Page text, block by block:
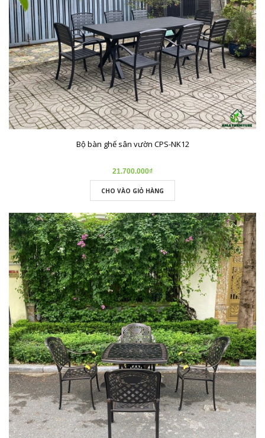
Bộ bàn ghế sân vườn CPS-NK12
21.700.000₫
CHO VÀO GIỎ HÀNG